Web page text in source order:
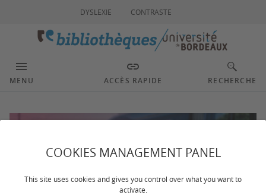
COOKIES MANAGEMENT PANEL
This site uses cookies and gives you control over what you want to
activate.
DYSLEXIE CONTRASTE
MENU ACCÈS RAPIDE RECHERCHE